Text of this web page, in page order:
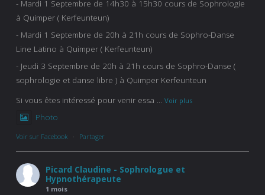
- Mardi 1 Septembre de 14h30 à 15h30 cours de Sophrologie
à Quimper ( Kerfeunteun)
- Mardi 1 Septembre de 20h à 21h cours de Sophro-Danse
Line Latino à Quimper ( Kerfeunteun)
- Jeudi 3 Septembre de 20h à 21h cours de Sophro-Danse (
sophrologie et danse libre ) à Quimper Kerfeunteun
Si vous êtes intéressé pour venir essa ... Voir plus
Photo
Voir sur Facebook · Partager
Picard Claudine - Sophrologue et
Hypnothérapeute
1 mois